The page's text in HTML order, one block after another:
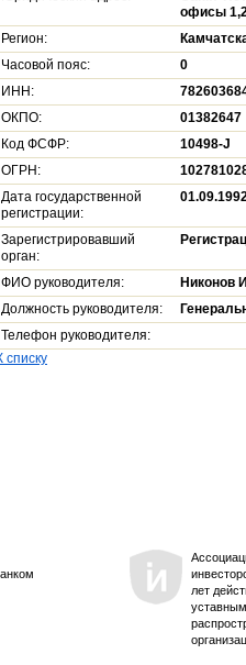
офисы
Регион:
Часовой пояс:
0
ИНН:
ОКПО:
01382647
Код ФСФР:
10498-J
ОГРН:
Дата государственной
регистрации:
Зарегистрировавший
орган:
ФИО руководителя:
Никонов
Должность руководителя:
Телефон руководителя:
списку
лет